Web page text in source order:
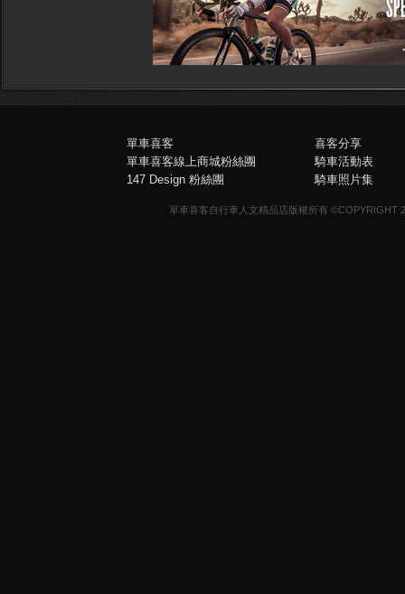
單車喜客
單車喜客線上商城粉絲團
147 Design 粉絲團
喜客分享
騎車活動表
騎車照片集
單車喜客自行車人文精品店版權所有